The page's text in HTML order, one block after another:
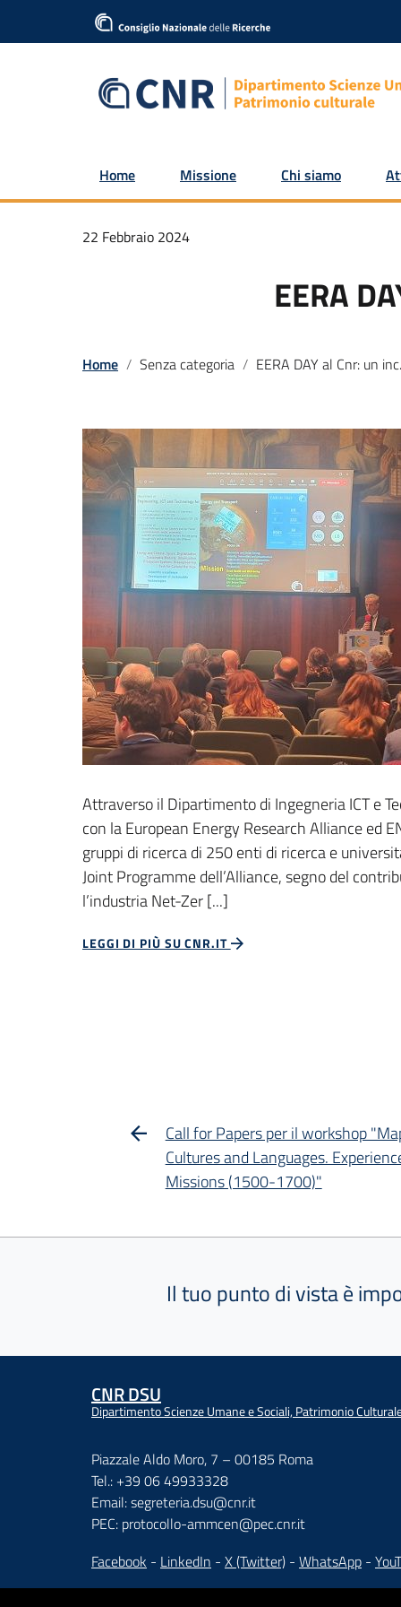
Home Missione Chi siamo
22 Febbraio 2024
EERA
Home Senza categoria EERA DAY al Cnr: un incontro sull'energia pulita
Attraverso il Dipartimento di Ingegneria ICT e
con la European Energy Research Alliance ed
gruppi di ricerca di 250 enti di ricerca e
Joint Programme dell’Alliance, segno del
l’industria Net-Zer [...]
LEGGI DI PIÙ SU CNR.IT
Call for Papers per il workshop
Cultures and Languages.
Missions (1500-1700)"
Il tuo punto di vista è
CNR DSU
Dipartimento Scienze Umane e Sociali, Patrimonio
Piazzale Aldo Moro, 7 – 00185 Roma
Tel.: +39 06 49933328
Email: segreteria.dsu@cnr.it
PEC: protocollo-ammcen@pec.cnr.it
Facebook - LinkedIn - X (Twitter) - WhatsApp -